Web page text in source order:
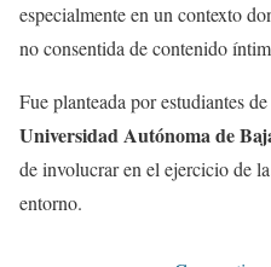
especialmente en un contexto
no consentida de contenido
Fue planteada por estudiantes
Universidad Autónoma de
de involucrar en el ejercicio de
entorno.